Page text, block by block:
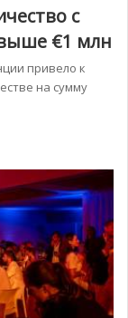
с
€1 млн
привело к
на сумму